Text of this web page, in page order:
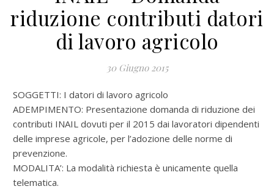
riduzione contributi datori
di lavoro agricolo
30 Giugno 2015
SOGGETTI: I datori di lavoro agricolo
ADEMPIMENTO: Presentazione domanda di riduzione dei
contributi INAIL dovuti per il 2015 dai lavoratori dipendenti
delle imprese agricole, per l’adozione delle norme di
prevenzione.
MODALITA’: La modalità richiesta è unicamente quella
telematica.